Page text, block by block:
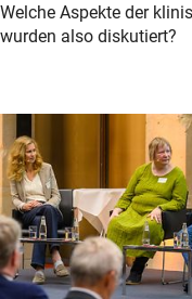
Welche Aspekte der
wurden also diskutiert?